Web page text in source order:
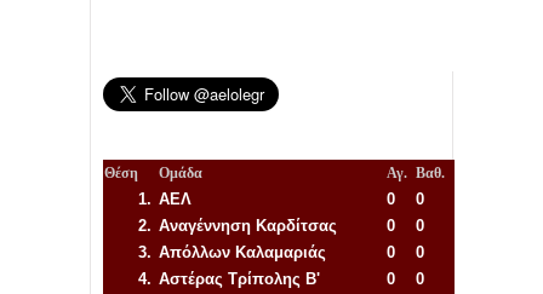
Θέση Ομάδα Αγ. Βαθ.
1. ΑΕΛ 0
0
2. Αναγέννηση Καρδίτσας 0
0
3. Απόλλων Καλαμαριάς 0
0
4. Αστέρας Τρίπολης Β' 0
0